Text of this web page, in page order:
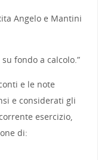
Angelo e Mantini
fondo a calcolo.”
e le note
e considerati gli
esercizio,
di: